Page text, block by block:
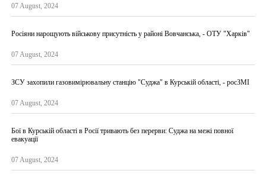
07 August, 2024
Росіяни нарощують військову присутність у районі Вовчанська, - ОТУ "Харків"
07 August, 2024
ЗСУ захопили газовимірювальну станцію "Суджа" в Курській області, - росЗМІ
07 August, 2024
Бої в Курській області в Росії тривають без перерви: Суджа на межі повної
евакуації
07 August, 2024